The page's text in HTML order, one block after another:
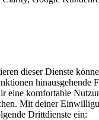
dieser Dienste
hinausgehende
eine komfortable
Mit deiner
Drittdienste ein: